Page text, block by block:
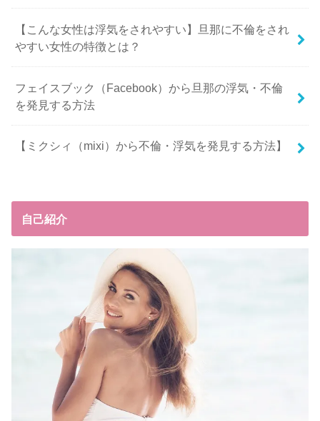
【こんな女性は浮気をされやすい】旦那に不倫をされ
やすい女性の特徴とは？
フェイスブック（Facebook）から旦那の浮気・不倫
を発見する方法
【ミクシィ（mixi）から不倫・浮気を発見する方法】
自己紹介